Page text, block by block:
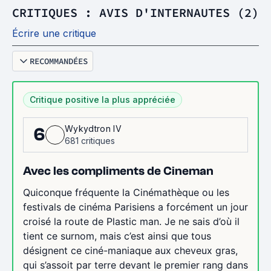
CRITIQUES : AVIS D'INTERNAUTES (2)
Écrire une critique
RECOMMANDÉES
Critique positive la plus appréciée
6
Wykydtron IV
681 critiques
Avec les compliments de Cineman
Quiconque fréquente la Cinémathèque ou les
festivals de cinéma Parisiens a forcément un jour
croisé la route de Plastic man. Je ne sais d’où il
tient ce surnom, mais c’est ainsi que tous
désignent ce ciné-maniaque aux cheveux gras,
qui s’assoit par terre devant le premier rang dans